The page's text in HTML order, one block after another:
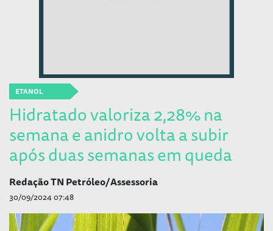
ETANOL
Hidratado valoriza 2,28% na
semana e anidro volta a subir
após duas semanas em queda
Redação TN Petróleo/Assessoria
30/09/2024 07:48